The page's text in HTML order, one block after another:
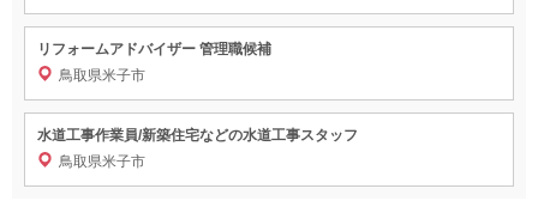
リフォームアドバイザー 管理職候補
鳥取県米子市
水道工事作業員/新築住宅などの水道工事スタッフ
鳥取県米子市